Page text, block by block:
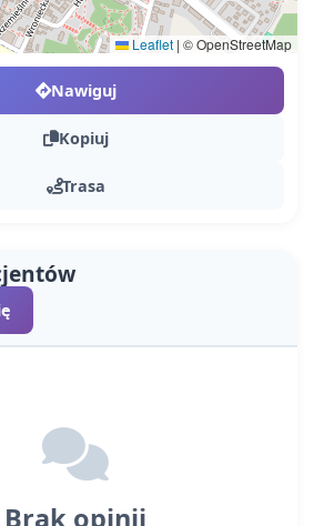
Leaflet | © OpenStreetMap
Nawiguj
Kopiuj
Trasa
Brak opinii